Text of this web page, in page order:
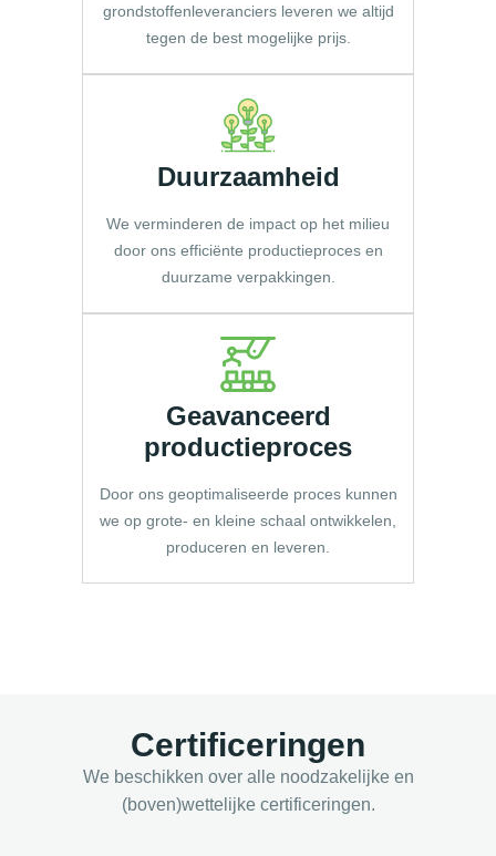
Geavanceerd
productieproces
Door ons geoptimaliseerde proces kunnen
we op grote- en kleine schaal ontwikkelen,
produceren en leveren.
Duurzaamheid
We verminderen de impact op het milieu
door ons efficiënte productieproces en
duurzame verpakkingen.
grondstoffenleveranciers leveren we altijd
tegen de best mogelijke prijs.
Certificeringen
We beschikken over alle noodzakelijke en
(boven)wettelijke certificeringen.